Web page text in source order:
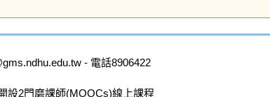
- 電話8906422
設2門磨課師(MOOCs)線上課程